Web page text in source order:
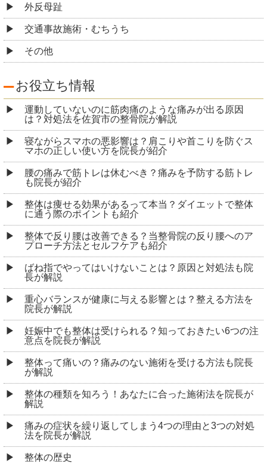
外反母趾
交通事故施術・むちうち
その他
お役立ち情報
運動していないのに筋肉痛のような痛みが出る原因
は？対処法を佐賀市の整骨院が解説
寝ながらスマホの悪影響は？肩こりや首こりを防ぐス
マホの正しい使い方を院長が紹介
腰の痛みで筋トレは休むべき？痛みを予防する筋トレ
も院長が紹介
整体は痩せる効果があるって本当？ダイエットで整体
に通う際のポイントも紹介
整体で反り腰は改善できる？当整骨院の反り腰へのア
プローチ方法とセルフケアも紹介
ばね指でやってはいけないことは？原因と対処法も院
長が解説
重心バランスが健康に与える影響とは？整える方法を
院長が解説
妊娠中でも整体は受けられる？知っておきたい6つの注
意点を院長が解説
整体って痛いの？痛みのない施術を受ける方法も院長
が解説
整体の種類を知ろう！あなたに合った施術法を院長が
解説
痛みの症状を繰り返してしまう4つの理由と3つの対処
法を院長が解説
整体の歴史